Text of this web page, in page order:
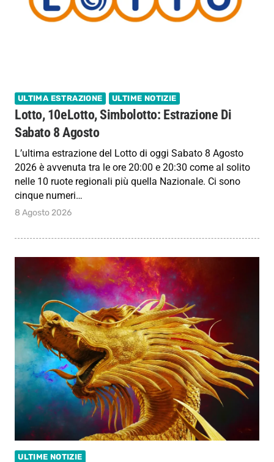
ULTIMA ESTRAZIONE ULTIME NOTIZIE
Lotto, 10eLotto, Simbolotto: Estrazione Di
Sabato 8 Agosto
L’ultima estrazione del Lotto di oggi Sabato 8 Agosto
2026 è avvenuta tra le ore 20:00 e 20:30 come al solito
nelle 10 ruote regionali più quella Nazionale. Ci sono
cinque numeri…
8 Agosto 2026
ULTIME NOTIZIE